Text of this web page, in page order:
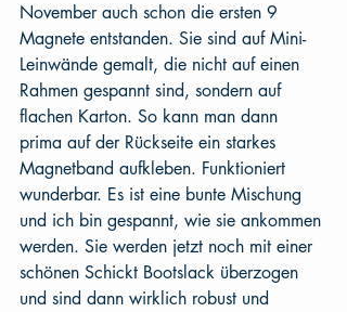
November auch schon die ersten 9
Magnete entstanden. Sie sind auf Mini-
Leinwände gemalt, die nicht auf einen
Rahmen gespannt sind, sondern auf
flachen Karton. So kann man dann
prima auf der Rückseite ein starkes
Magnetband aufkleben. Funktioniert
wunderbar. Es ist eine bunte Mischung
und ich bin gespannt, wie sie ankommen
werden. Sie werden jetzt noch mit einer
schönen Schickt Bootslack überzogen
und sind dann wirklich robust und